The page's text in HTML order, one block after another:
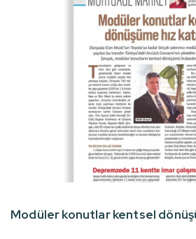
Modüler konutlar kentsel